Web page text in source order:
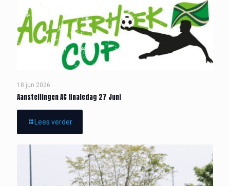
18 jun 2026
Aanstellingen AC finaledag 27 Juni
Lees verder